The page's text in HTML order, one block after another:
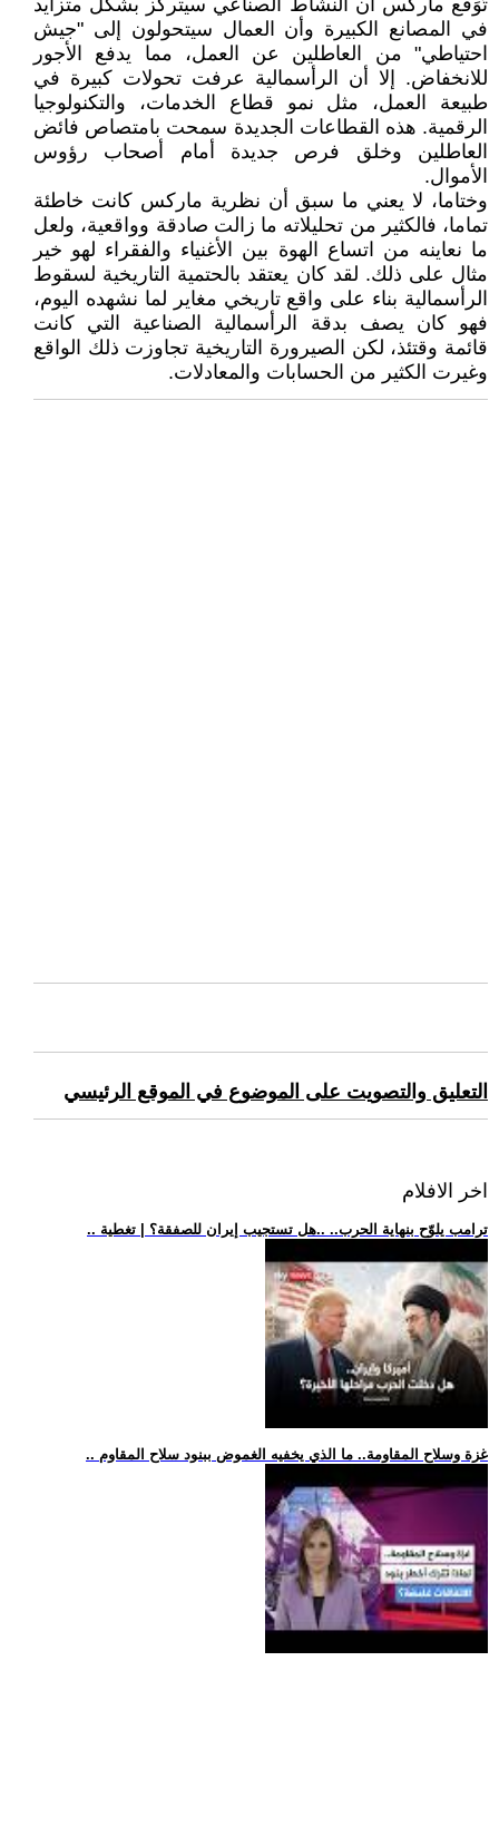
تَوَقع ماركس أن النشاط الصناعي سيتركز بشكل متزايد
في المصانع الكبيرة وأن العمال سيتحولون إلى "جيش
احتياطي" من العاطلين عن العمل، مما يدفع الأجور
للانخفاض. إلا أن الرأسمالية عرفت تحولات كبيرة في
طبيعة العمل، مثل نمو قطاع الخدمات، والتكنولوجيا
الرقمية. هذه القطاعات الجديدة سمحت بامتصاص فائض
العاطلين وخلق فرص جديدة أمام أصحاب رؤوس
الأموال.
وختاما، لا يعني ما سبق أن نظرية ماركس كانت خاطئة
تماما، فالكثير من تحليلاته ما زالت صادقة وواقعية، ولعل
ما نعاينه من اتساع الهوة بين الأغنياء والفقراء لهو خير
مثال على ذلك. لقد كان يعتقد بالحتمية التاريخية لسقوط
الرأسمالية بناء على واقع تاريخي مغاير لما نشهده اليوم،
فهو كان يصف بدقة الرأسمالية الصناعية التي كانت
قائمة وقتئذ، لكن الصيرورة التاريخية تجاوزت ذلك الواقع
وغيرت الكثير من الحسابات والمعادلات.
التعليق والتصويت على الموضوع في الموقع الرئيسي
اخر الافلام
.. ترامب يلوّح بنهاية الحرب.. ..هل تستجيب إيران للصفقة؟ | تغطية
.. غزة وسلاح المقاومة.. ما الذي يخفيه الغموض ببنود سلاح المقاوم